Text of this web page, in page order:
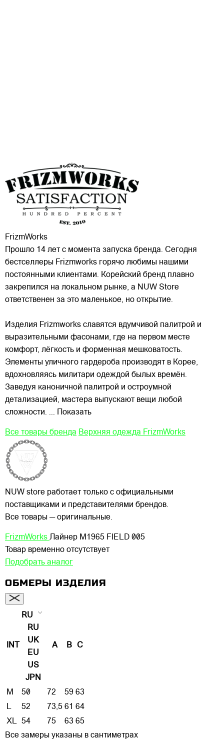
FrizmWorks
Прошло 14 лет с момента запуска бренда. Сегодня
бестселлеры Frizmworks горячо любимы нашими
постоянными клиентами. Корейский бренд плавно
закрепился на локальном рынке, а NUW Store
ответственен за это маленькое, но открытие.
Изделия Frizmworks славятся вдумчивой палитрой и
выразительными фасонами, где на первом месте
комфорт, лёгкость и форменная мешковатость.
Элементы уличного гардероба производят в Корее,
вдохновляясь милитари одеждой былых времён.
Заведуя каноничной палитрой и остроумной
детализацией, мастера выпускают вещи любой
сложности. ... Показать
Все товары бренда Верхняя одежда FrizmWorks
NUW store работает только с официальными
поставщиками и представителями брендов.
Все товары — оригинальные.
FrizmWorks Лайнер M1965 FIELD 005
Товар временно отсутствует
Подобрать аналог
ОБМЕРЫ ИЗДЕЛИЯ
INT
RU
RU
UK
EU
US
JPN
A B C
M 50 72 59 63
L
52 73,5 61 64
XL 54 75 63 65
Все замеры указаны в сантиметрах